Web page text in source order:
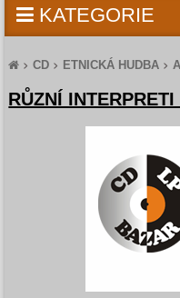
KATEGORIE
CD ETNICKÁ HUDBA
RŮZNÍ